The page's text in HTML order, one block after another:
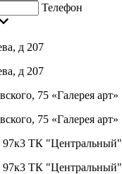
Телефон
д 207
д 207
75 «Галерея арт»
75 «Галерея арт»
ТК "Центральный"
ТК "Центральный"